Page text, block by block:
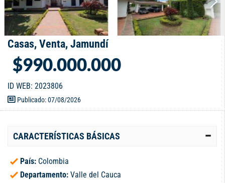
Casas, Venta, Jamundí
$990.000.000
ID WEB: 2023806
Publicado: 07/08/2026
CARACTERÍSTICAS BÁSICAS
País: Colombia
Departamento: Valle del Cauca